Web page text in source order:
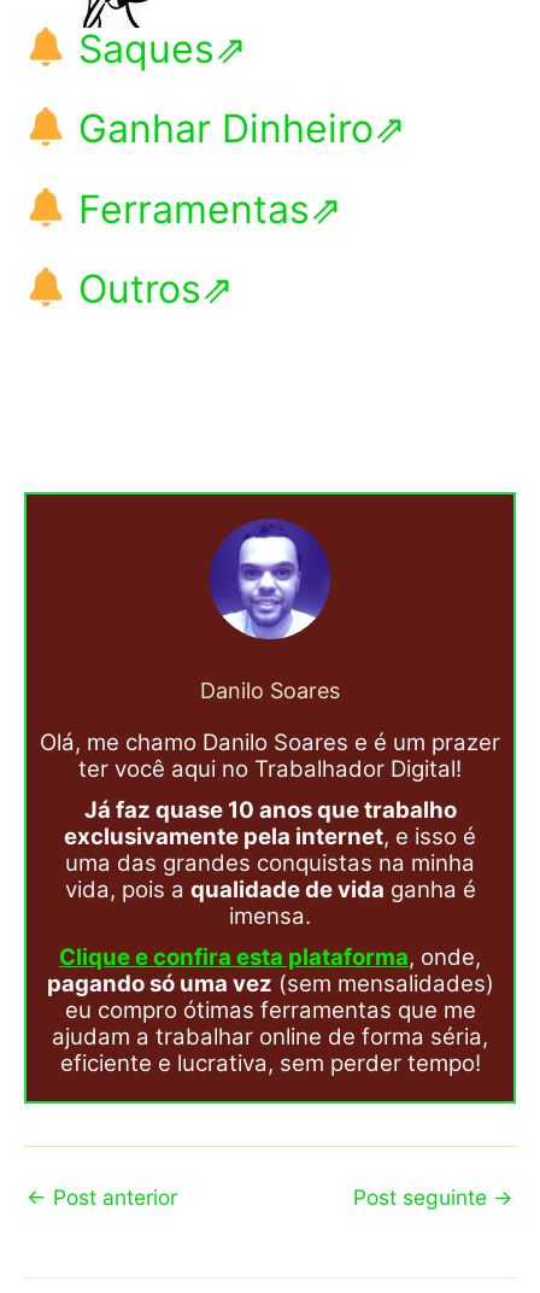
Saques⇗
Ganhar Dinheiro⇗
Ferramentas⇗
Outros⇗
Danilo Soares
Olá, me chamo Danilo Soares e é um prazer
ter você aqui no Trabalhador Digital!
Já faz quase 10 anos que trabalho
exclusivamente pela internet, e isso é
uma das grandes conquistas na minha
vida, pois a qualidade de vida ganha é
imensa.
Clique e confira esta plataforma, onde,
pagando só uma vez (sem mensalidades)
eu compro ótimas ferramentas que me
ajudam a trabalhar online de forma séria,
eficiente e lucrativa, sem perder tempo!
← Post anterior Post seguinte →